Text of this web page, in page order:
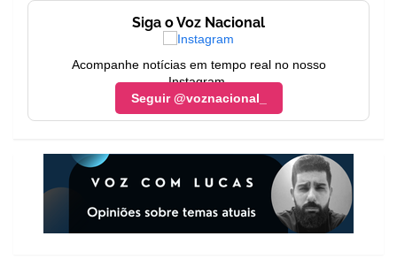
Siga o Voz Nacional
Acompanhe notícias em tempo real no nosso
Instagram.
Seguir @voznacional_